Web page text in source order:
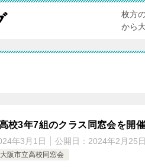
枚方
から
校3年7組のクラス同窓会を開
年3月1日 公開日： 2024年2月25日
大阪市立高校同窓会